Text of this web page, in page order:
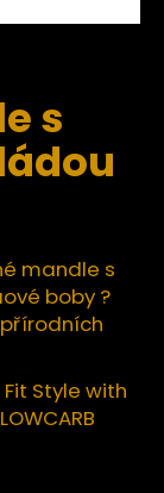
s
mandle s
boby ?
Style with